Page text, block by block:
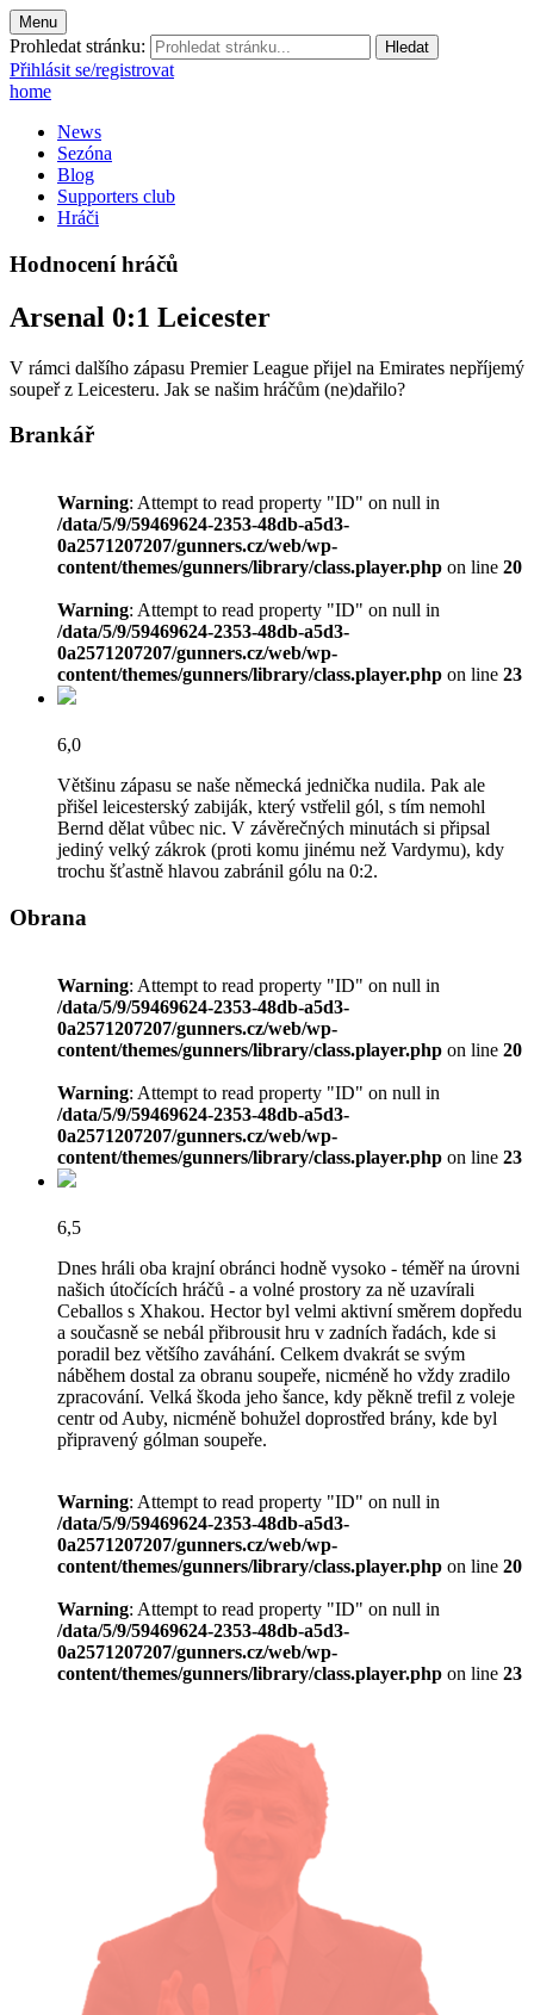
Menu
Prohledat stránku:
Přihlásit se/registrovat
home
News
Sezóna
Blog
Supporters club
Hráči
Hodnocení hráčů
Arsenal 0:1 Leicester
V rámci dalšího zápasu Premier League přijel na Emirates nepříjemý
soupeř z Leicesteru. Jak se našim hráčům (ne)dařilo?
Brankář
Warning: Attempt to read property "ID" on null in
/data/5/9/59469624-2353-48db-a5d3-
0a2571207207/gunners.cz/web/wp-
content/themes/gunners/library/class.player.php on line 20
Warning: Attempt to read property "ID" on null in
/data/5/9/59469624-2353-48db-a5d3-
0a2571207207/gunners.cz/web/wp-
content/themes/gunners/library/class.player.php on line 23
6,0
Většinu zápasu se naše německá jednička nudila. Pak ale
přišel leicesterský zabiják, který vstřelil gól, s tím nemohl
Bernd dělat vůbec nic. V závěrečných minutách si připsal
jediný velký zákrok (proti komu jinému než Vardymu), kdy
trochu šťastně hlavou zabránil gólu na 0:2.
Obrana
Warning: Attempt to read property "ID" on null in
/data/5/9/59469624-2353-48db-a5d3-
0a2571207207/gunners.cz/web/wp-
content/themes/gunners/library/class.player.php on line 20
Warning: Attempt to read property "ID" on null in
/data/5/9/59469624-2353-48db-a5d3-
0a2571207207/gunners.cz/web/wp-
content/themes/gunners/library/class.player.php on line 23
6,5
Dnes hráli oba krajní obránci hodně vysoko - téměř na úrovni
našich útočících hráčů - a volné prostory za ně uzavírali
Ceballos s Xhakou. Hector byl velmi aktivní směrem dopředu
a současně se nebál přibrousit hru v zadních řadách, kde si
poradil bez většího zaváhání. Celkem dvakrát se svým
náběhem dostal za obranu soupeře, nicméně ho vždy zradilo
zpracování. Velká škoda jeho šance, kdy pěkně trefil z voleje
centr od Auby, nicméně bohužel doprostřed brány, kde byl
připravený gólman soupeře.
Warning: Attempt to read property "ID" on null in
/data/5/9/59469624-2353-48db-a5d3-
0a2571207207/gunners.cz/web/wp-
content/themes/gunners/library/class.player.php on line 20
Warning: Attempt to read property "ID" on null in
/data/5/9/59469624-2353-48db-a5d3-
0a2571207207/gunners.cz/web/wp-
content/themes/gunners/library/class.player.php on line 23